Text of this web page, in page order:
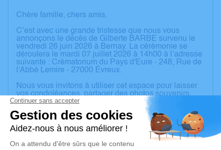
Chère famille, chers amis,
C’est avec une grande tristesse que nous vous
annonçons le décès de Gilberte BARBE survenu le
vendredi 26 juin 2026 à Bernay. La cérémonie se
déroulera le mardi 07 juillet 2026 à 14h00 à l’adresse
suivante : Crématorium du Pays d'Eure - 248, Rue de
l'Abbé Lemire - 27000 Évreux.
Nous vous invitons à utiliser cet espace pour laisser
vos condoléances, partager des photos souvenirs,
une anecdote ou exprimer vos pensées à travers des
poèmes ou des textes. Cet endroit est un lieu
d'expression dédié à honorer la mémoire de Gilberte
BARBE.